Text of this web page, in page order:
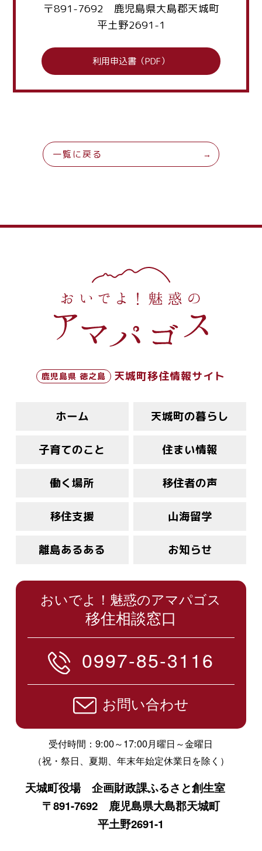
〒891-7692 鹿児島県大島郡天城町
平土野2691-1
利用申込書（PDF）
一覧に戻る
鹿児島県 徳之島 天城町移住情報サイト
ホーム 天城町の暮らし
子育てのこと 住まい情報
働く場所 移住者の声
移住支援 山海留学
離島あるある お知らせ
おいでよ！魅惑のアマパゴス
移住相談窓口
0997-85-3116
お問い合わせ
受付時間：9:00～17:00月曜日～金曜日
（祝・祭日、夏期、年末年始定休業日を除く）
天城町役場 企画財政課ふるさと創生室
〒891-7692 鹿児島県大島郡天城町
平土野2691-1